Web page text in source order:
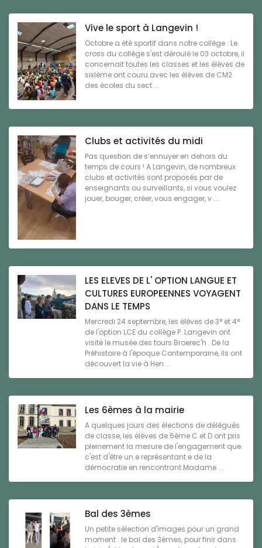
Vive le sport à Langevin !
Octobre a été sportif dans notre collège : Le
cross du collège s'est déroulé le 03 octobre, il
concernait toutes les classes et les élèves de
sixième ont couru avec les élèves de CM2
des écoles du sect ...
Clubs et activités du midi
Pas question de s’ennuyer en dehors du
temps de cours ! A Langevin, de nombreux
clubs et activités sont proposés par de
enseignants ou surveillants, si vous voulez
jouer, bouger, créer, vous engager, v ...
LES ELEVES DE L' OPTION LANGUE ET
CULTURES EUROPEENNES VOYAGENT
DANS LE TEMPS
Mercredi 24 septembre, les élèves de 3° et 4°
de l'option LCE du collège P. Langevin ont
visité le musée des tours Broerec'h . De la
Préhistoire à l'époque Contemporaine, ils ont
découvert la vie à Hen ...
Les 6èmes à la mairie
A quelques jours des élections de délégués
de classe, les élèves de 6ème C et D ont pris
pleinement la mesure de l'engagement que
c'est d'être un.e représentant.e de la
démocratie en rencontrant Madame ...
Bal des 3èmes
Un petite sélection d'images pour un grand
moment : le bal des 3èmes, pour finir dans